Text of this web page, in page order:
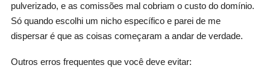
pulverizado, e as comissões mal cobriam o custo do domínio.
Só quando escolhi um nicho específico e parei de me
dispersar é que as coisas começaram a andar de verdade.
Outros erros frequentes que você deve evitar: